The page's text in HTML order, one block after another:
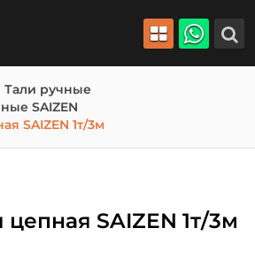
Тали ручные
SAIZEN
SAIZEN 1т/3м
цепная SAIZEN 1т/3м